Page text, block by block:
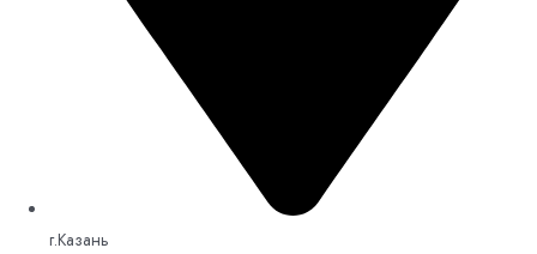
г.Казань